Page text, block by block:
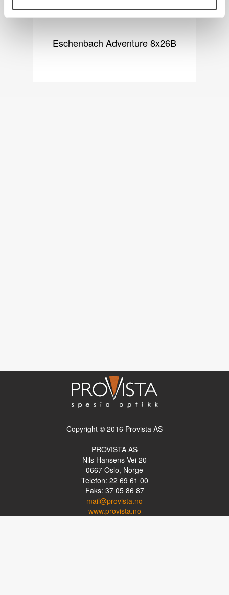
Eschenbach Adventure 8x26B
Copyright © 2016 Provista AS
PROVISTA AS
Nils Hansens Vei 20
0667 Oslo, Norge
Telefon: 22 69 61 00
Faks: 37 05 86 87
mail@provista.no
www.provista.no